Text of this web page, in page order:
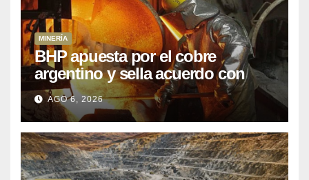
MINERÍA
BHP apuesta por el cobre
argentino y sella acuerdo con
Kobrea para siete proyecto
AGO 6, 2026